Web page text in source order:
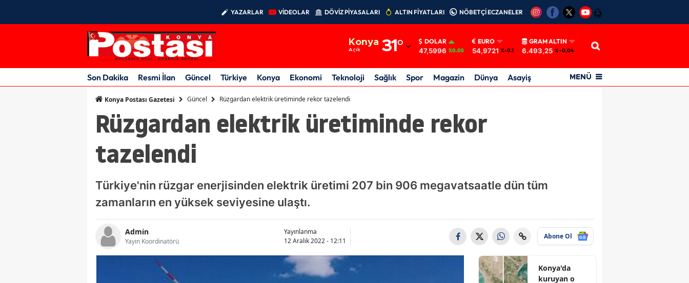
YAZARLAR VİDEOLAR DÖVİZ PİYASALARI ALTIN FİYATLARI NÖBETÇİ ECZANELER 12
Konya
Açık 31°
Adıyaman
Afyonkarahisar
Amasya
Ankara
Balıkesir
DOLAR
47,5996 %0.05
EURO
54,9721 %-0.1
GRAM ALTIN
6.493,25 % -0,04
Son Dakika Resmi İlan Güncel Türkiye Konya Ekonomi Teknoloji Sağlık Spor Magazin Dünya Asayiş MENÜ
Konya Postası Gazetesi Güncel Rüzgardan elektrik üretiminde rekor tazelendi
Rüzgardan elektrik üretiminde rekor
tazelendi
Türkiye'nin rüzgar enerjisinden elektrik üretimi 207 bin 906 megavatsaatle dün tüm
zamanların en yüksek seviyesine ulaştı.
Admin
Yayın Koordinatörü
Yayınlanma
12 Aralık 2022 - 12:11
Abone Ol
Konya'da
kuruyan o